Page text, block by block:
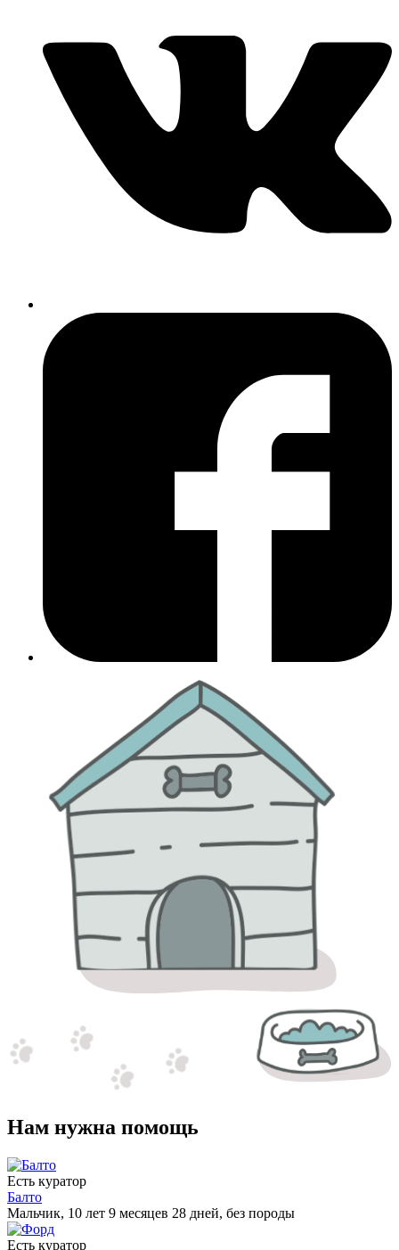
Нам нужна помощь
Есть куратор
Балто
Мальчик, 10 лет 9 месяцев 28 дней, без породы
Есть куратор